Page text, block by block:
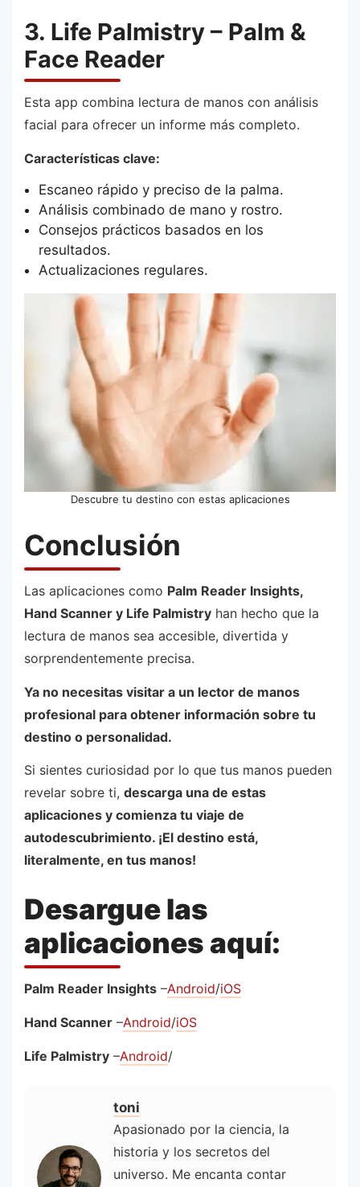
3. Life Palmistry – Palm &
Face Reader
Esta app combina lectura de manos con análisis
facial para ofrecer un informe más completo.
Características clave:
Escaneo rápido y preciso de la palma.
Análisis combinado de mano y rostro.
Consejos prácticos basados en los
resultados.
Actualizaciones regulares.
Descubre tu destino con estas aplicaciones
Conclusión
Las aplicaciones como Palm Reader Insights,
Hand Scanner y Life Palmistry han hecho que la
lectura de manos sea accesible, divertida y
sorprendentemente precisa.
Ya no necesitas visitar a un lector de manos
profesional para obtener información sobre tu
destino o personalidad.
Si sientes curiosidad por lo que tus manos pueden
revelar sobre ti, descarga una de estas
aplicaciones y comienza tu viaje de
autodescubrimiento. ¡El destino está,
literalmente, en tus manos!
Desargue las
aplicaciones aquí:
Palm Reader Insights –Android/iOS
Hand Scanner –Android/iOS
Life Palmistry –Android/
toni
Apasionado por la ciencia, la
historia y los secretos del
universo. Me encanta contar